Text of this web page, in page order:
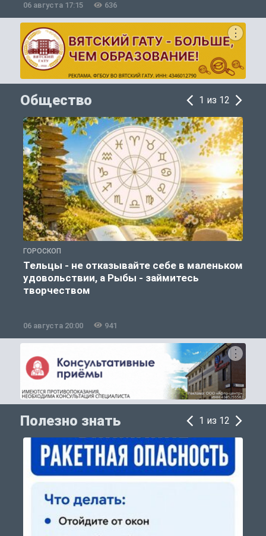
06 августа 17:15 636
Общество 1 из 12
ГОРОСКОП
Тельцы - не отказывайте себе в маленьком
удовольствии, а Рыбы - займитесь
творчеством
06 августа 20:00 941
Полезно знать 1 из 12